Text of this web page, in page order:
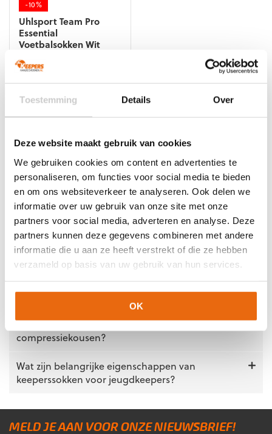
Toestemming Details Over
Deze website maakt gebruik van cookies
We gebruiken cookies om content en advertenties te
personaliseren, om functies voor social media te bieden
en om ons websiteverkeer te analyseren. Ook delen we
informatie over uw gebruik van onze site met onze
partners voor social media, adverteren en analyse. Deze
partners kunnen deze gegevens combineren met andere
informatie die u aan ze heeft verstrekt of die ze hebben
verzameld op basis van uw gebruik van hun services.
OK
-10%
Uhlsport Team Pro
Essential
Voetbalsokken Wit
€8,99
was:
€8,99.
is:
€8,10.
heeft
meerdere
Deze
kan
gekozen
worden
op
de
productpagina
Veelgestelde vragen
Wat is het verschil tussen keeperssokken en
voetbalsokken?
Welke sokken dragen professionele keepers
tijdens wedstrijden?
Hoe voorkom je dat keeperssokken gaan
schuiven in de schoen?
Hoe lang gaan keeperssokken gemiddeld mee
bij intensief gebruik?
Kun je keeperssokken combineren met
compressiekousen?
Wat zijn belangrijke eigenschappen van
keeperssokken voor jeugdkeepers?
MELD JE AAN VOOR ONZE NIEUWSBRIEF!